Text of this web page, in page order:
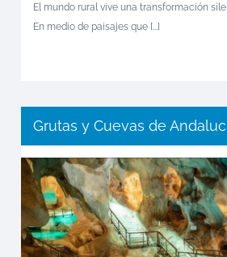
El mundo rural vive una transformación
En medio de paisajes que [...]
Grutas y Cuevas de